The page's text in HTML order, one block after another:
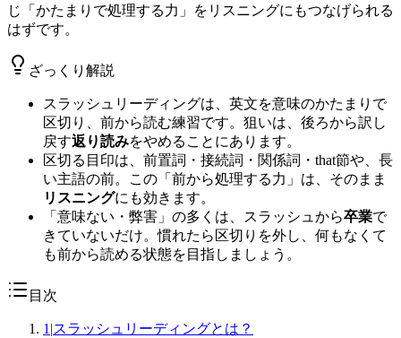
じ「かたまりで処理する力」をリスニングにもつなげられる
はずです。
ざっくり解説
スラッシュリーディングは、英文を意味のかたまりで
区切り、前から読む練習です。狙いは、後ろから訳し
戻す返り読みをやめることにあります。
区切る目印は、前置詞・接続詞・関係詞・that節や、長
い主語の前。この「前から処理する力」は、そのまま
リスニングにも効きます。
「意味ない・弊害」の多くは、スラッシュから卒業で
きていないだけ。慣れたら区切りを外し、何もなくて
も前から読める状態を目指しましょう。
目次
1 |スラッシュリーディングとは？